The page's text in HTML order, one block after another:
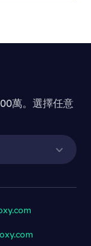
萬。選擇任意